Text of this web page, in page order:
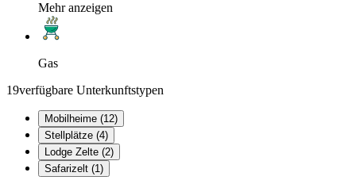
Mehr anzeigen
Gas
19verfügbare Unterkunftstypen
Mobilheime (12)
Stellplätze (4)
Lodge Zelte (2)
Safarizelt (1)